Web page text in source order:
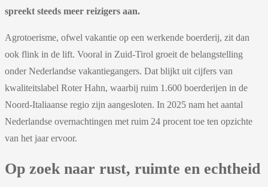
spreekt steeds meer reizigers aan.
Agrotoerisme, ofwel vakantie op een werkende boerderij, zit dan
ook flink in de lift. Vooral in Zuid-Tirol groeit de belangstelling
onder Nederlandse vakantiegangers. Dat blijkt uit cijfers van
kwaliteitslabel Roter Hahn, waarbij ruim 1.600 boerderijen in de
Noord-Italiaanse regio zijn aangesloten. In 2025 nam het aantal
Nederlandse overnachtingen met ruim 24 procent toe ten opzichte
van het jaar ervoor.
Op zoek naar rust, ruimte en echtheid